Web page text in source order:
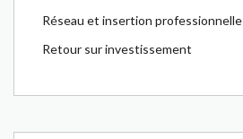
Réseau et insertion professionnelle
Retour sur investissement